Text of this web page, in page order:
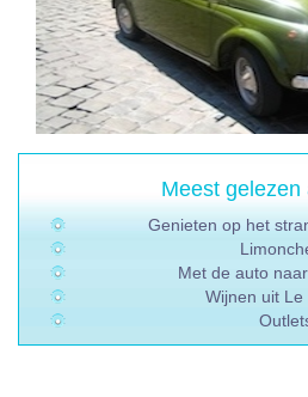
Meest gelezen
Genieten op het
Met de auto
Wijnen uit Le